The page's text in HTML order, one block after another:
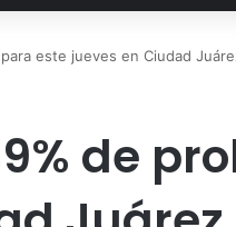
este jueves en Ciudad
de